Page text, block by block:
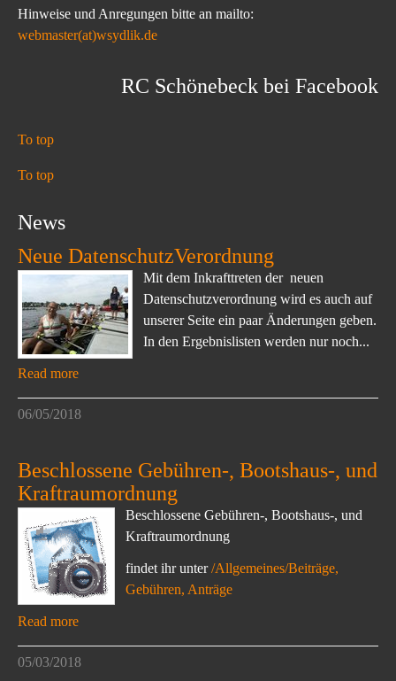
Hinweise und Anregungen bitte an mailto:
webmaster(at)wsydlik.de
RC Schönebeck bei Facebook
To top
To top
News
Neue DatenschutzVerordnung
Mit dem Inkrafttreten der neuen
Datenschutzverordnung wird es auch auf
unserer Seite ein paar Änderungen geben.
In den Ergebnislisten werden nur noch...
Read more
06/05/2018
Beschlossene Gebühren-, Bootshaus-, und
Kraftraumordnung
Beschlossene Gebühren-, Bootshaus-, und
Kraftraumordnung
findet ihr unter/Allgemeines/Beiträge,
Gebühren, Anträge
Read more
05/03/2018